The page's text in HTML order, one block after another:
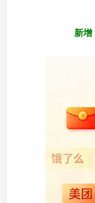
新增